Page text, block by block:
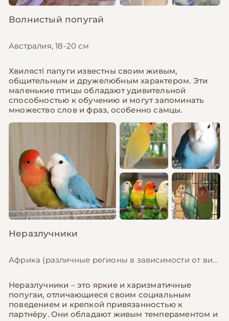
Волнистый попугай
Австралия, 18-20 см
Хвилясті папуги известны своим живым,
общительным и дружелюбным характером. Эти
маленькие птицы обладают удивительной
способностью к обучению и могут запоминать
множество слов и фраз, особенно самцы.
Неразлучники
Африка (различные регионы в зависимости от вида), 13-17 см
Неразлучники – это яркие и харизматичные
попугаи, отличающиеся своим социальным
поведением и крепкой привязанностью к
партнёру. Они обладают живым темпераментом и